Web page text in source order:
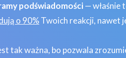
podświadomości— właśnie
o 90%Twoich reakcji, nawet
tak ważna, bo pozwala